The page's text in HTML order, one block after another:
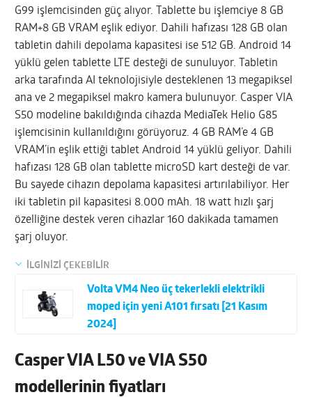
G99 işlemcisinden güç alıyor. Tablette bu işlemciye 8 GB
RAM+8 GB VRAM eşlik ediyor. Dahili hafızası 128 GB olan
tabletin dahili depolama kapasitesi ise 512 GB. Android 14
yüklü gelen tablette LTE desteği de sunuluyor. Tabletin
arka tarafında AI teknolojisiyle desteklenen 13 megapiksel
ana ve 2 megapiksel makro kamera bulunuyor. Casper VIA
S50 modeline bakıldığında cihazda MediaTek Helio G85
işlemcisinin kullanıldığını görüyoruz. 4 GB RAM’e 4 GB
VRAM’in eşlik ettiği tablet Android 14 yüklü geliyor. Dahili
hafızası 128 GB olan tablette microSD kart desteği de var.
Bu sayede cihazın depolama kapasitesi artırılabiliyor. Her
iki tabletin pil kapasitesi 8.000 mAh. 18 watt hızlı şarj
özelliğine destek veren cihazlar 160 dakikada tamamen
şarj oluyor.
İLGİNİZİ ÇEKEBİLİR
Volta VM4 Neo üç tekerlekli elektrikli
moped için yeni A101 fırsatı [21 Kasım
2024]
Casper VIA L50 ve VIA S50
modellerinin fiyatları